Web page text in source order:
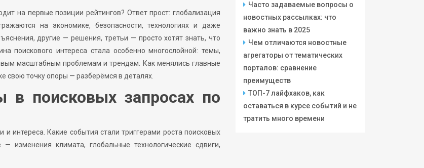
на первые позиции рейтингов? Ответ прост: глобализация
на экономике, безопасности, технологиях и даже
другие — решения, третьи — просто хотят знать, что
поискового интереса стала особенно многослойной: темы,
масштабным проблемам и трендам. Как менялись главные
свою точку опоры — разберёмся в деталях.
поисковых запросах по
интереса. Какие события стали триггерами роста поисковых
изменения климата, глобальные технологические сдвиги,
Часто задаваемые вопросы о
новостных рассылках: что
важно знать в 2025
Чем отличаются новостные
агрегаторы от тематических
порталов: сравнение
преимуществ
ТОП-7 лайфхаков, как
оставаться в курсе событий и не
тратить много времени